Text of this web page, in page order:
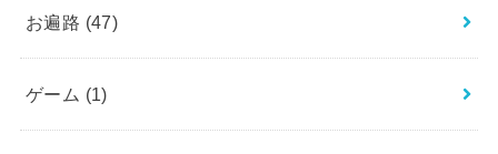
お遍路 (47)
ゲーム (1)